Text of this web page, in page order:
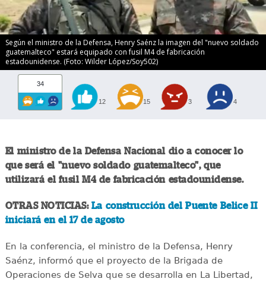
Según el ministro de la Defensa, Henry Saénz la imagen del "nuevo soldado
guatemalteco" estará equipado con fusil M4 de fabricación
estadounidense. (Foto: Wilder López/Soy502)
34
12 15 3 4
El ministro de la Defensa Nacional dio a conocer lo
que será el "nuevo soldado guatemalteco", que
utilizará el fusil M4 de fabricación estadounidense.
OTRAS NOTICIAS:La construcción del Puente Belice II
iniciará en el 17 de agosto
En la conferencia, el ministro de la Defensa, Henry
Saénz, informó que el proyecto de la Brigada de
Operaciones de Selva que se desarrolla en La Libertad,